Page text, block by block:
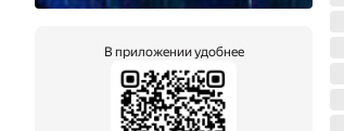
В приложении удобнее